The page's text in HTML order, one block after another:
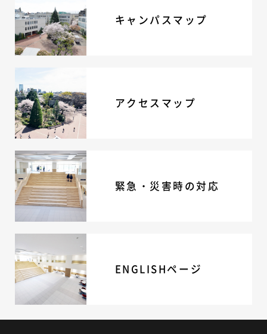
キャンパスマップ
アクセスマップ
緊急・災害時の対応
ENGLISHページ